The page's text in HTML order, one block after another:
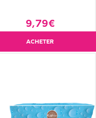
9,79€
ACHETER